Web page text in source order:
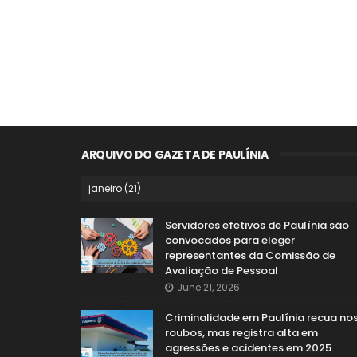
ARQUIVO DO GAZETA DE PAULÍNIA
Servidores efetivos de Paulínia são
convocados para eleger
representantes da Comissão de
Avaliação de Pessoal
June 21, 2026
Criminalidade em Paulínia recua
roubos, mas registra alta em
agressões e acidentes em 2025